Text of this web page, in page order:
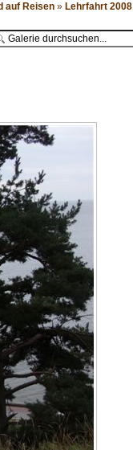
auf Reisen » Lehrfahrt 2008